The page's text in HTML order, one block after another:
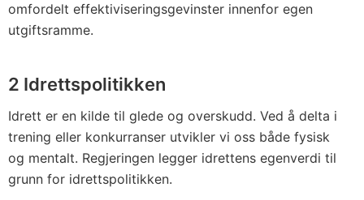
omfordelt effektiviseringsgevinster innenfor egen
utgiftsramme.
2 Idrettspolitikken
Idrett er en kilde til glede og overskudd. Ved å delta i
trening eller konkurranser utvikler vi oss både fysisk
og mentalt. Regjeringen legger idrettens egenverdi til
grunn for idrettspolitikken.